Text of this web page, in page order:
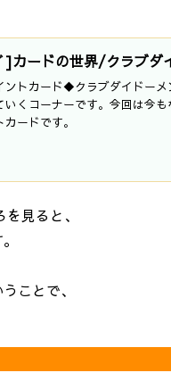
]カードの世界/クラブダ
トカード◆クラブダイドーメ
いくコーナーです。今回は今
カードです。
見ると、
ことで、